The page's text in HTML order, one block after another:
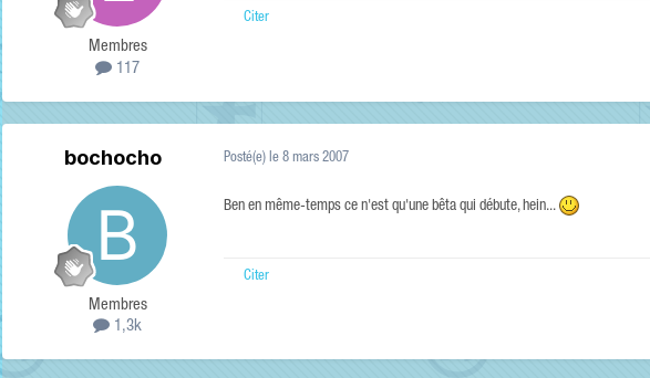
Membres
117
Citer
bochocho
Membres
1,3k
Posté(e) le 8 mars 2007
Ben en même-temps ce n'est qu'une bêta qui débute, hein...
Citer